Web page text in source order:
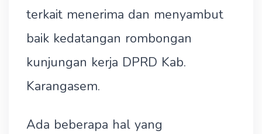
terkait menerima dan menyambut
baik kedatangan rombongan
kunjungan kerja DPRD Kab.
Karangasem.
Ada beberapa hal yang